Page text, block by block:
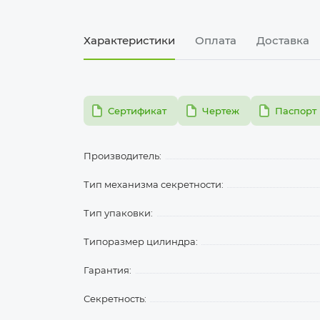
Характеристики Оплата Доставка
pdfСертификат pdfЧертеж pdfПаспорт
Производитель:
Тип механизма секретности:
Тип упаковки:
Типоразмер цилиндра:
Гарантия:
Секретность: